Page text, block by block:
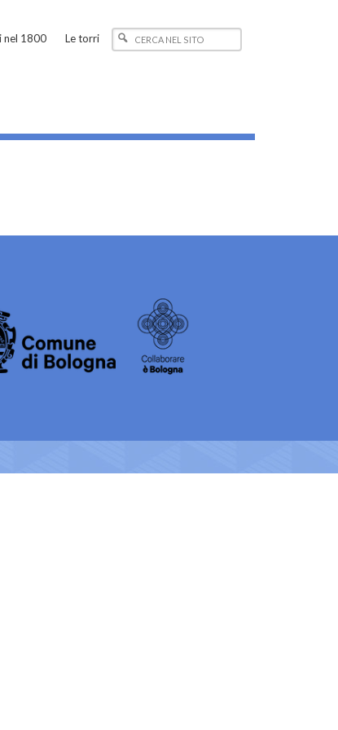
nel 1800 Le torri